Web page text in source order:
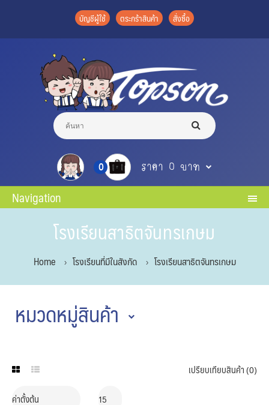
บัญชีผู้ใช้ ตระกร้าสินค้า สั่งซื้อ
0 ราคา 0 บาท
Navigation
โรงเรียนสาธิตจันทรเกษม
Home โรงเรียนที่มีในสังกัด โรงเรียนสาธิตจันทรเกษม
หมวดหมู่สินค้า
เปรียบเทียบสินค้า (0)